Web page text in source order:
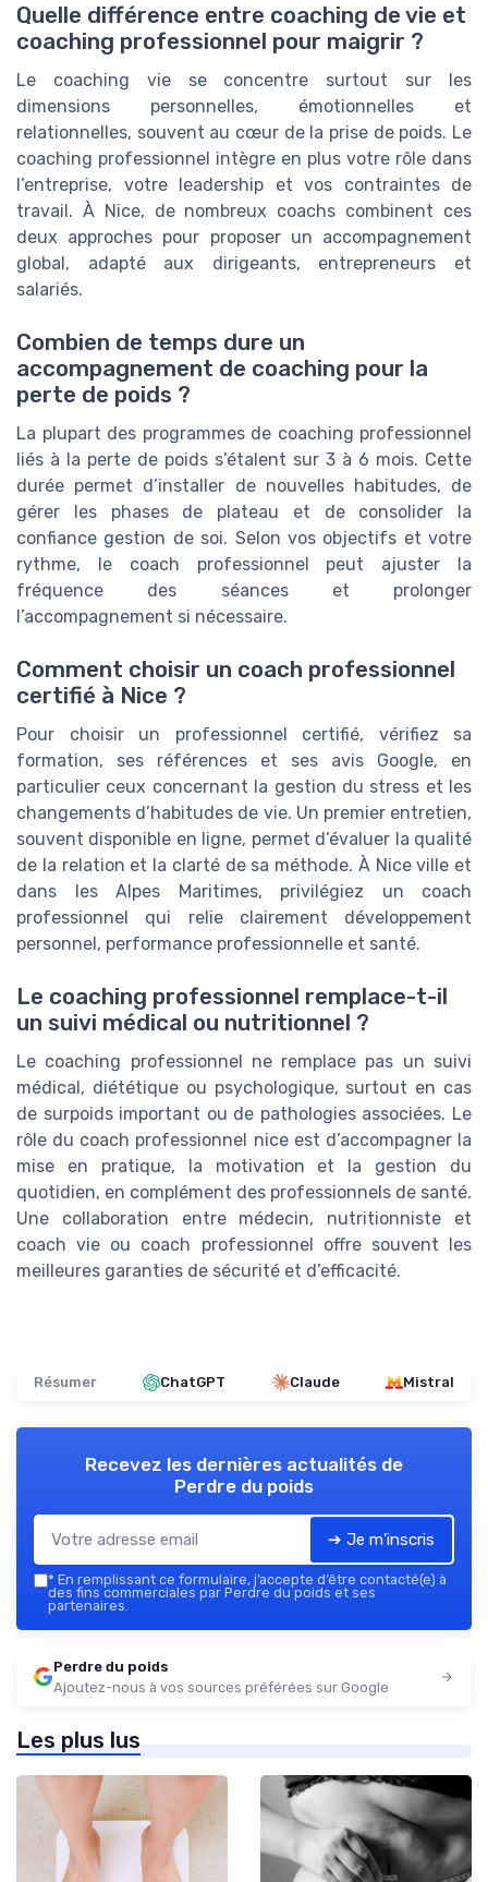
Quelle différence entre coaching de vie et
coaching professionnel pour maigrir ?
Le coaching vie se concentre surtout sur les
dimensions personnelles, émotionnelles et
relationnelles, souvent au cœur de la prise de poids. Le
coaching professionnel intègre en plus votre rôle dans
l’entreprise, votre leadership et vos contraintes de
travail. À Nice, de nombreux coachs combinent ces
deux approches pour proposer un accompagnement
global, adapté aux dirigeants, entrepreneurs et
salariés.
Combien de temps dure un
accompagnement de coaching pour la
perte de poids ?
La plupart des programmes de coaching professionnel
liés à la perte de poids s’étalent sur 3 à 6 mois. Cette
durée permet d’installer de nouvelles habitudes, de
gérer les phases de plateau et de consolider la
confiance gestion de soi. Selon vos objectifs et votre
rythme, le coach professionnel peut ajuster la
fréquence des séances et prolonger
l’accompagnement si nécessaire.
Comment choisir un coach professionnel
certifié à Nice ?
Pour choisir un professionnel certifié, vérifiez sa
formation, ses références et ses avis Google, en
particulier ceux concernant la gestion du stress et les
changements d’habitudes de vie. Un premier entretien,
souvent disponible en ligne, permet d’évaluer la qualité
de la relation et la clarté de sa méthode. À Nice ville et
dans les Alpes Maritimes, privilégiez un coach
professionnel qui relie clairement développement
personnel, performance professionnelle et santé.
Le coaching professionnel remplace-t-il
un suivi médical ou nutritionnel ?
Le coaching professionnel ne remplace pas un suivi
médical, diététique ou psychologique, surtout en cas
de surpoids important ou de pathologies associées. Le
rôle du coach professionnel nice est d’accompagner la
mise en pratique, la motivation et la gestion du
quotidien, en complément des professionnels de santé.
Une collaboration entre médecin, nutritionniste et
coach vie ou coach professionnel offre souvent les
meilleures garanties de sécurité et d’efficacité.
Résumer ChatGPT Claude Mistral
Recevez les dernières actualités de
Perdre du poids
➔ Je m'inscris
* En remplissant ce formulaire, j’accepte d’être contacté(e) à
des fins commerciales par Perdre du poids et ses
partenaires.
Perdre du poids
Ajoutez-nous à vos sources préférées sur Google
Les plus lus